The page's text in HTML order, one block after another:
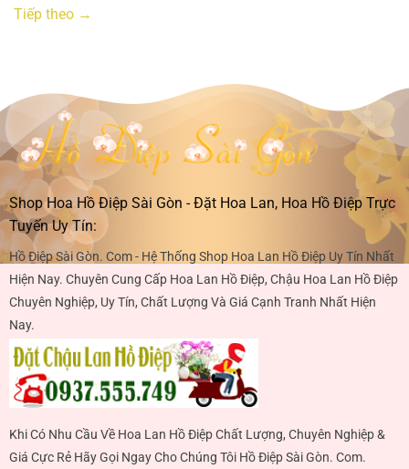
Tiếp theo →
Shop Hoa Hồ Điệp Sài Gòn - Đặt Hoa Lan, Hoa Hồ Điệp Trực
Tuyến Uy Tín:
Hồ Điệp Sài Gòn. Com - Hệ Thống Shop Hoa Lan Hồ Điệp Uy Tín Nhất
Hiện Nay. Chuyên Cung Cấp Hoa Lan Hồ Điệp, Chậu Hoa Lan Hồ Điệp
Chuyên Nghiệp, Uy Tín, Chất Lượng Và Giá Cạnh Tranh Nhất Hiện
Nay.
Khi Có Nhu Cầu Về Hoa Lan Hồ Điệp Chất Lượng, Chuyên Nghiệp &
Giá Cực Rẻ Hãy Gọi Ngay Cho Chúng Tôi Hồ Điệp Sài Gòn. Com.